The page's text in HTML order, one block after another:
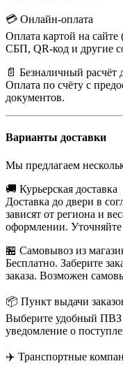
💳 Онлайн-оплата
Оплата картой на
СБП, QR-код и другие
📄 Безналичный
Оплата по счёту с
документов.
Варианты доставки
Мы предлагаем
🚚 Курьерская доставка
Доставка до двери в
зависят от региона и
оформлении. Уточняйте
🏪 Самовывоз из
Бесплатно. Заберите
заказа. Возможен
📦 Пункт выдачи
Выберите удобный ПВЗ
уведомление о
✈️ Транспортные